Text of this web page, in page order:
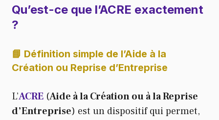
Qu’est-ce que l’ACRE exactement
?
📘 Définition simple de l’Aide à la
Création ou Reprise d’Entreprise
L’ACRE (Aide à la Création ou à la Reprise
d’Entreprise) est un dispositif qui permet,